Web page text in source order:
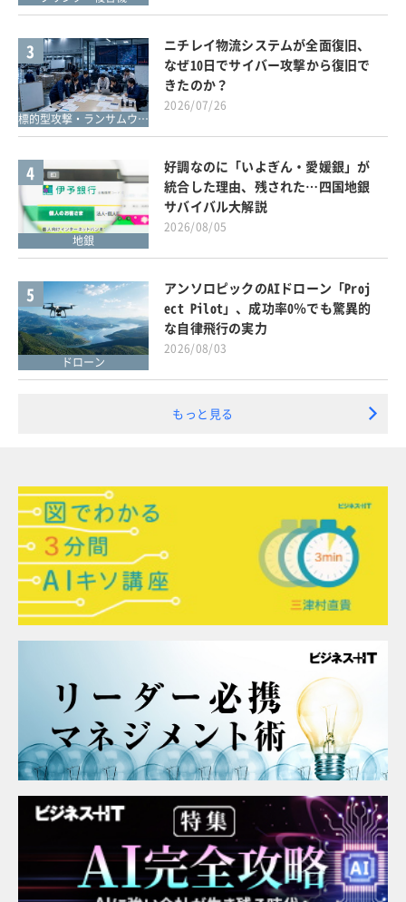
3
標的型攻撃・ランサムウェア対策
ニチレイ物流システムが全面復旧、
なぜ10日でサイバー攻撃から復旧で
きたのか？
2026/07/26
4
地銀
好調なのに「いよぎん・愛媛銀」が
統合した理由、残された…四国地銀
サバイバル大解説
2026/08/05
5
ドローン
アンソロピックのAIドローン「Proj
ect Pilot」、成功率0％でも驚異的
な自律飛行の実力
2026/08/03
もっと見る